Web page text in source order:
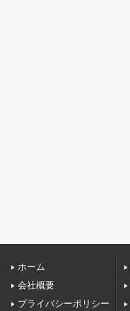
ホーム
会社概要
プライバシーポリシー